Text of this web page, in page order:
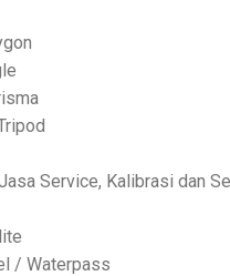
Service, Kalibrasi dan
/ Waterpass